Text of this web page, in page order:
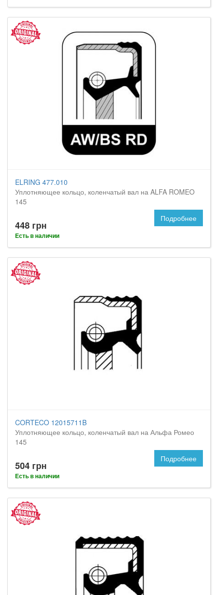
ELRING 477.010
Уплотняющее кольцо, коленчатый вал на ALFA ROMEO
145
448 грн
Есть в наличии
Подробнее
CORTECO 12015711B
Уплотняющее кольцо, коленчатый вал на Альфа Ромео
145
504 грн
Есть в наличии
Подробнее